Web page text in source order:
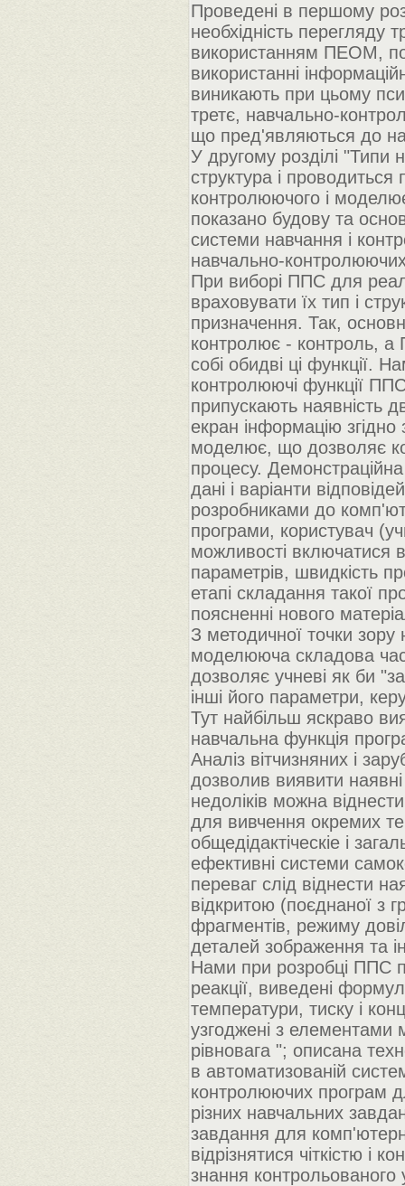
Проведені в першому
необхідність перегляду
використанням ПЕОМ,
використанні
виникають при цьому
третє, навчально-
що пред'являються до
У другому розділі
структура і проводиться
контролюючого і
показано будову та
системи навчання і
навчально-
При виборі ППС для
враховувати їх тип і
призначення. Так,
контролює - контроль,
собі обидві ці функції.
контролюючі функції
припускають наявність
екран інформацію згідно
моделює, що дозволяє
процесу.
дані і варіанти
розробниками до
програми, користувач
можливості включатися
параметрів, швидкість
етапі складання такої
поясненні нового
З методичної точки зору
моделююча складова
дозволяє учневі як би
інші його параметри,
Тут найбільш яскраво
навчальна функція
Аналіз вітчизняних і
дозволив виявити
недоліків можна
для вивчення окремих
общедідактіческіе і
ефективні системи
переваг слід віднести
відкритою (поєднаної з
фрагментів, режиму
деталей зображення та
Нами при розробці ППС
реакції, виведені
температури, тиску і
узгоджені з елементами
рівновага "; описана
в автоматизованій
контролюючих програм
різних навчальних
завдання для
відрізнятися чіткістю і
знання контрольованого